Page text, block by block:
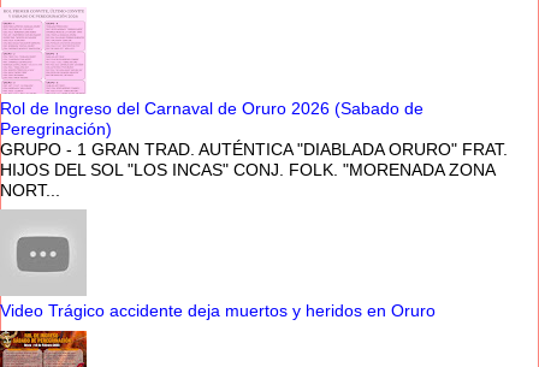
Rol de Ingreso del Carnaval de Oruro 2026 (Sabado de
Peregrinación)
GRUPO - 1 GRAN TRAD. AUTÉNTICA "DIABLADA ORURO" FRAT.
HIJOS DEL SOL "LOS INCAS" CONJ. FOLK. "MORENADA ZONA
NORT...
Video Trágico accidente deja muertos y heridos en Oruro